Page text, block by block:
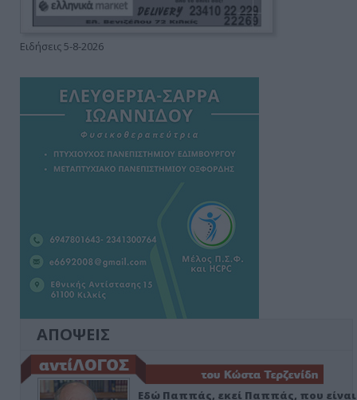
Ειδήσεις 5-8-2026
ΑΠΟΨΕΙΣ
Εδώ Παππάς, εκεί Παππάς, που είναι